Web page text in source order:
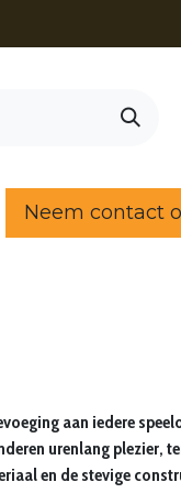
Neem contact
aan iedere
urenlang plezier,
en de stevige